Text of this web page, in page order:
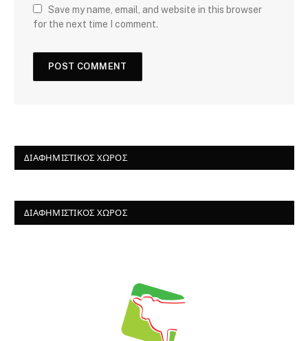
Save my name, email, and website in this browser
for the next time I comment.
ΔΙΑΦΗΜΙΣΤΙΚΌΣ ΧΏΡΟΣ
ΔΙΑΦΗΜΙΣΤΙΚΌΣ ΧΏΡΟΣ